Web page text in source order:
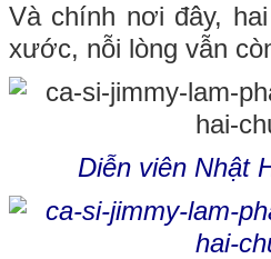
Và chính nơi đây,
xước, nỗi lòng vẫn
Diễn viên Nhật